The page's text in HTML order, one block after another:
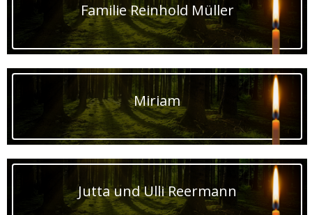
Familie Reinhold Müller
Miriam
Jutta und Ulli Reermann